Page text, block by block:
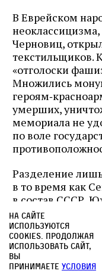
В Еврейском
Черновиц,
текстильщиков.
«отголоски
Множились
умерших,
мемориала не
по воле
Разделение
в то время как
в состав СССР,
Румынии, теперь
власть
В Румынии
продвигала миф
толерантности»,
На сайте
используются
cookies. Продолжая
использовать сайт,
вы
принимаете условия